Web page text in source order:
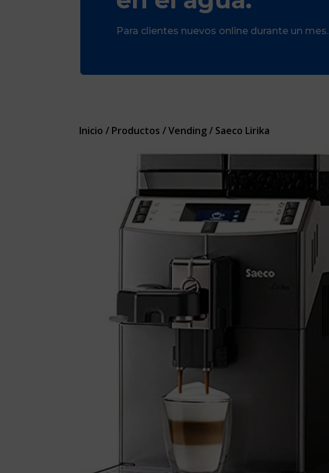
Para clientes nuevos online durante un mes.
Inicio / Productos /Vending/ Saeco Lirika